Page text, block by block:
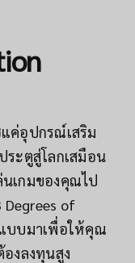
แค่อุปกรณ์เสริม
ระตูสู่โลกเสมือน
นเกมของคุณไป
Degrees of
บบมาเพื่อให้คุณ
งลงทุนสูง